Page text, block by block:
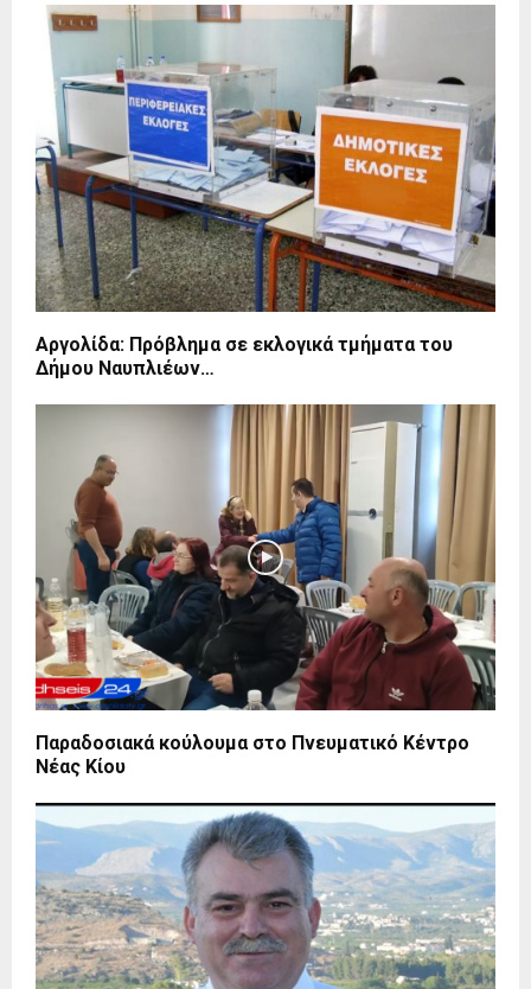
Αργολίδα: Πρόβλημα σε εκλογικά τμήματα του
Δήμου Ναυπλιέων…
Παραδοσιακά κούλουμα στο Πνευματικό Κέντρο
Νέας Κίου